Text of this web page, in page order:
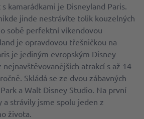
kamarádkami je Disneyland Paris.
jinde nestrávíte tolik kouzelných
sobě perfektní víkendovou
je opravdovou třešničkou na
je jediným evropským Disney
atrakcí s až 14
Skládá se ze dvou zábavných
a Walt Disney Studio. Na první
a strávily jsme spolu jeden z
života.